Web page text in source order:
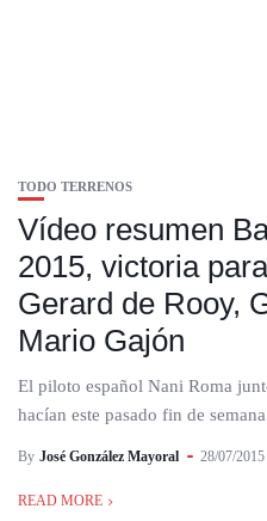
TODO TERRENOS
Vídeo resumen
2015, victoria
Gerard de Rooy,
Mario Gajón
El piloto español Nani Roma
hacían este pasado fin de
By José González Mayoral 28/07/2015
READ MORE